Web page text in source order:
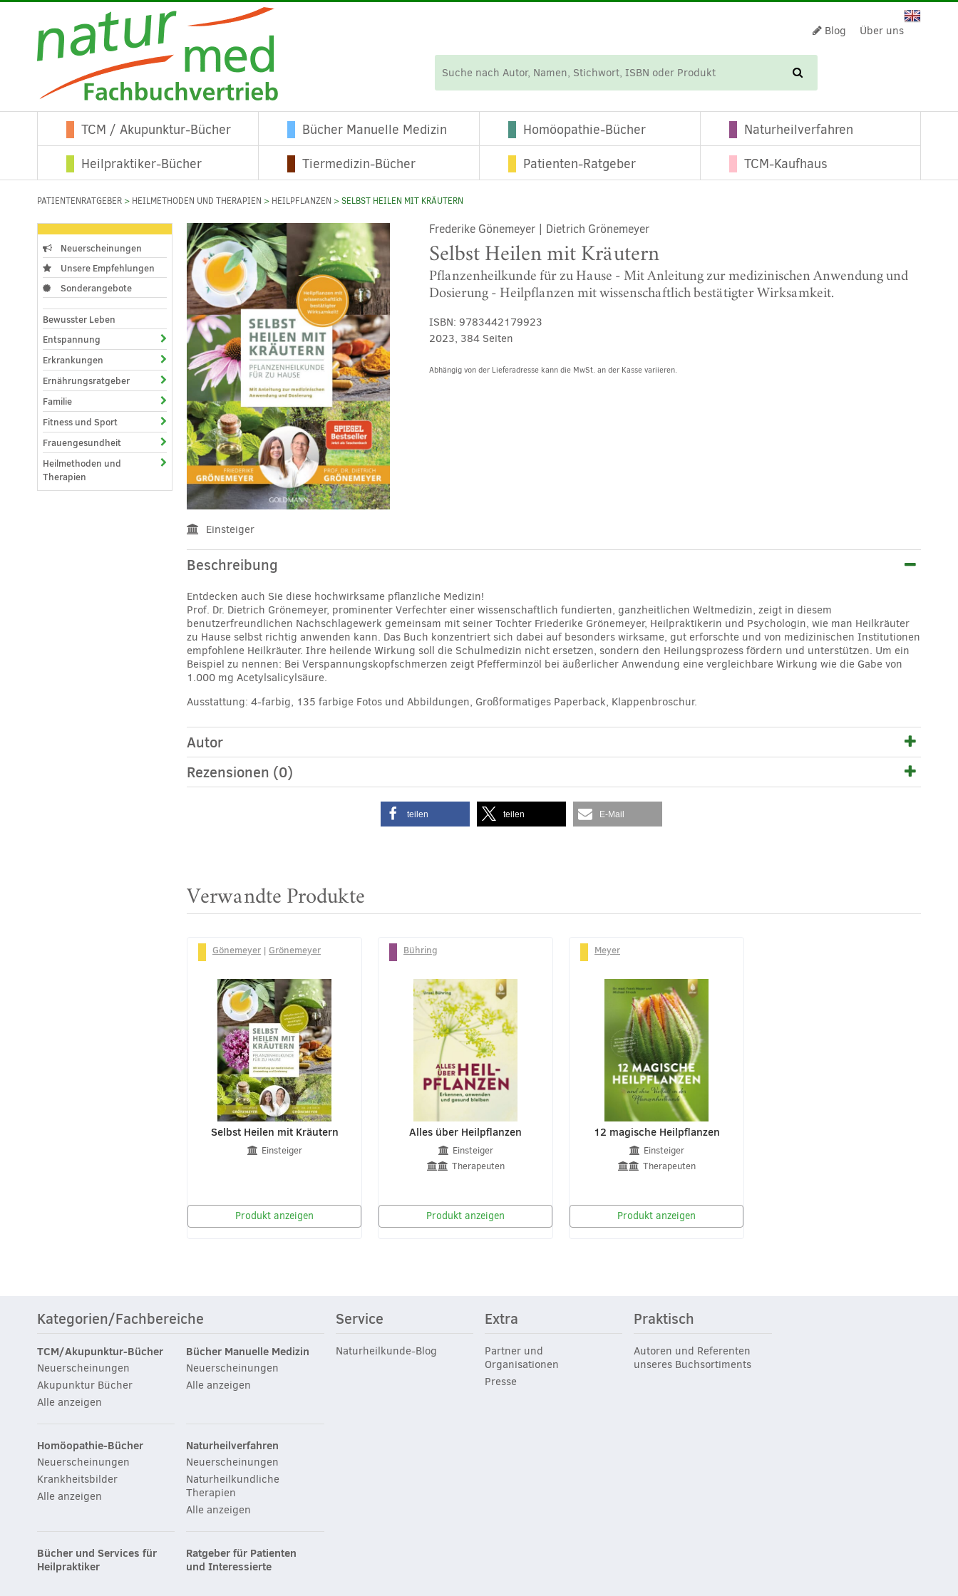
Blog Über uns
TCM / Akupunktur-Bücher Bücher Manuelle Medizin Homöopathie-Bücher
Naturheilverfahren
Heilpraktiker-Bücher
Tiermedizin-Bücher Patienten-Ratgeber TCM-Kaufhaus
PATIENTENRATGEBER > HEILMETHODEN UND THERAPIEN > HEILPFLANZEN > SELBST HEILEN MIT KRÄUTERN
Einsteiger
Frederike Gönemeyer| Dietrich Grönemeyer
Selbst Heilen mit Kräutern
Pflanzenheilkunde für zu Hause - Mit Anleitung zur medizinischen Anwendung und
Dosierung - Heilpflanzen mit wissenschaftlich bestätigter Wirksamkeit.
ISBN: 9783442179923
2023, 384 Seiten
Abhängig von der Lieferadresse kann die MwSt. an der Kasse variieren.
Beschreibung
Entdecken auch Sie diese hochwirksame pflanzliche Medizin!
Prof. Dr. Dietrich Grönemeyer, prominenter Verfechter einer wissenschaftlich fundierten, ganzheitlichen Weltmedizin, zeigt in diesem
benutzerfreundlichen Nachschlagewerk gemeinsam mit seiner Tochter Friederike Grönemeyer, Heilpraktikerin und Psychologin, wie man Heilkräuter
zu Hause selbst richtig anwenden kann. Das Buch konzentriert sich dabei auf besonders wirksame, gut erforschte und von medizinischen Institutionen
empfohlene Heilkräuter. Ihre heilende Wirkung soll die Schulmedizin nicht ersetzen, sondern den Heilungsprozess fördern und unterstützen. Um ein
Beispiel zu nennen: Bei Verspannungskopfschmerzen zeigt Pfefferminzöl bei äußerlicher Anwendung eine vergleichbare Wirkung wie die Gabe von
1.000 mg Acetylsalicylsäure.
Ausstattung: 4-farbig, 135 farbige Fotos und Abbildungen, Großformatiges Paperback, Klappenbroschur.
Autor
Rezensionen (0)
teilen teilen E-Mail
Verwandte Produkte
Gönemeyer | Grönemeyer
Selbst Heilen mit Kräutern
Einsteiger
Produkt anzeigen
Bühring
Alles über Heilpflanzen
Einsteiger
Therapeuten
Produkt anzeigen
Meyer
12 magische Heilpflanzen
Einsteiger
Therapeuten
Produkt anzeigen
Neuerscheinungen
Unsere Empfehlungen
Sonderangebote
Bewusster Leben
Entspannung
Erkrankungen
Ernährungsratgeber
Familie
Fitness und Sport
Frauengesundheit
Heilmethoden und
Therapien
Kategorien/Fachbereiche
TCM/Akupunktur-Bücher
Neuerscheinungen
Akupunktur Bücher
Alle anzeigen
Bücher Manuelle Medizin
Neuerscheinungen
Alle anzeigen
Homöopathie-Bücher
Neuerscheinungen
Krankheitsbilder
Alle anzeigen
Naturheilverfahren
Neuerscheinungen
Naturheilkundliche
Therapien
Alle anzeigen
Bücher und Services für
Heilpraktiker
Ratgeber für Patienten
und Interessierte
Service
Naturheilkunde-Blog
Extra
Partner und
Organisationen
Presse
Praktisch
Autoren und Referenten
unseres Buchsortiments